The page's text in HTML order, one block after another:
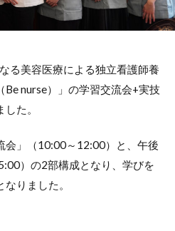
る美容医療による独立看護師養
Be nurse）」の学習交流会+実技
た。
会」（10:00～12:00）と、午後
）の2部構成となり、学びを
りました。